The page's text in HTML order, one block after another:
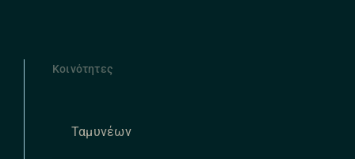
Κοινότητες
Ταμυνέων